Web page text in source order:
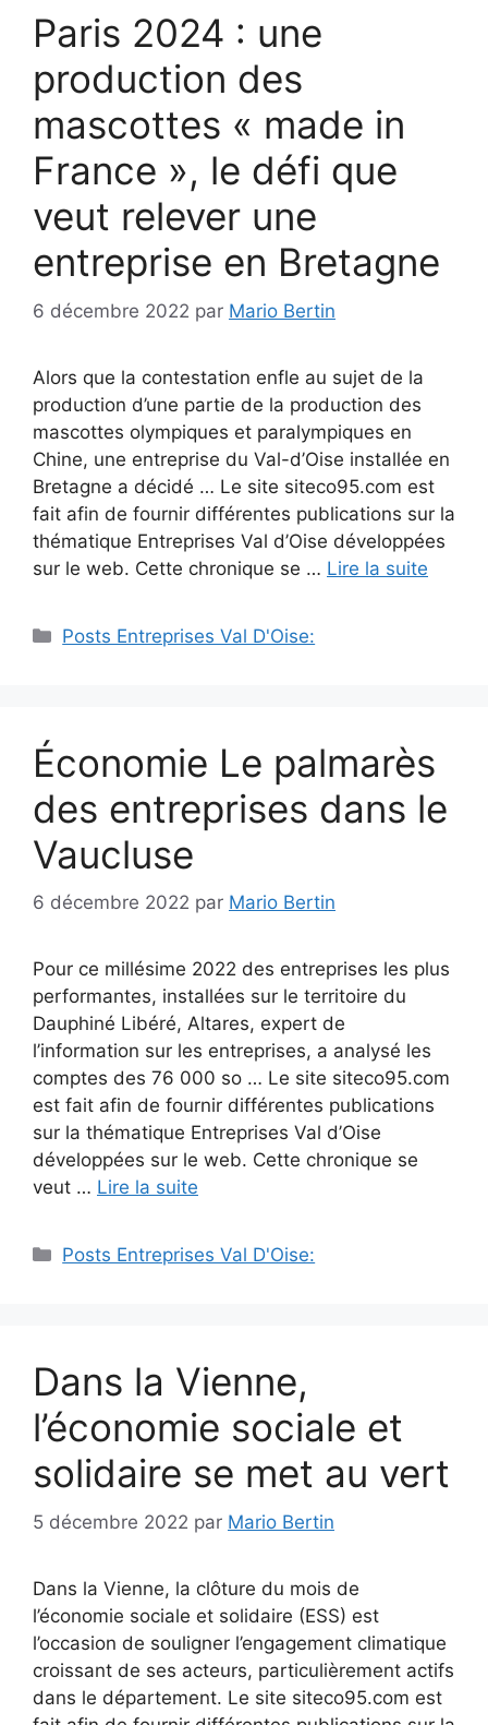
Paris 2024 : une
production des
mascottes « made in
France », le défi que
veut relever une
entreprise en Bretagne
6 décembre 2022 par Mario Bertin
Alors que la contestation enfle au sujet de la
production d’une partie de la production des
mascottes olympiques et paralympiques en
Chine, une entreprise du Val-d’Oise installée en
Bretagne a décidé … Le site siteco95.com est
fait afin de fournir différentes publications sur la
thématique Entreprises Val d’Oise développées
sur le web. Cette chronique se … Lire la suite
Catégories
Posts Entreprises Val D'Oise:
Économie Le palmarès
des entreprises dans le
Vaucluse
6 décembre 2022 par Mario Bertin
Pour ce millésime 2022 des entreprises les plus
performantes, installées sur le territoire du
Dauphiné Libéré, Altares, expert de
l’information sur les entreprises, a analysé les
comptes des 76 000 so … Le site siteco95.com
est fait afin de fournir différentes publications
sur la thématique Entreprises Val d’Oise
développées sur le web. Cette chronique se
veut … Lire la suite
Catégories
Posts Entreprises Val D'Oise:
Dans la Vienne,
l’économie sociale et
solidaire se met au vert
5 décembre 2022 par Mario Bertin
Dans la Vienne, la clôture du mois de
l’économie sociale et solidaire (ESS) est
l’occasion de souligner l’engagement climatique
croissant de ses acteurs, particulièrement actifs
dans le département. Le site siteco95.com est